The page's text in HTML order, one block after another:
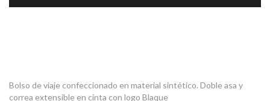
Bolso de viaje confeccionado en material sintético. Doble asa y
correa extensible en cinta con logo Blaque